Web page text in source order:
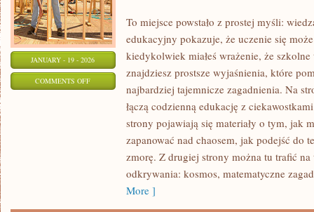
JANUARY - 19 - 2026
COMMENTS OFFON
KONTROWERSYJNE
To miejsce powstało z prostej myśli:
edukacyjny pokazuje, że uczenie się
kiedykolwiek miałeś wrażenie, że
znajdziesz prostsze wyjaśnienia, które
najbardziej tajemnicze zagadnienia. Na
łączą codzienną edukację z
strony pojawiają się materiały o tym, jak
zapanować nad chaosem, jak podejść do
zmorę. Z drugiej strony można tu trafić na
odkrywania: kosmos, matematyczne
More ]